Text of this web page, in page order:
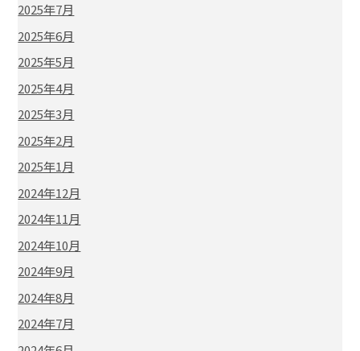
2025年7月
2025年6月
2025年5月
2025年4月
2025年3月
2025年2月
2025年1月
2024年12月
2024年11月
2024年10月
2024年9月
2024年8月
2024年7月